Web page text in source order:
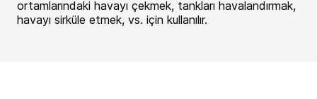
ortamlarındaki havayı çekmek, tankları havalandırmak,
havayı sirküle etmek, vs. için kullanılır.